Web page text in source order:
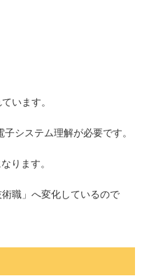
います。
システム理解が必要です。
ります。
職」へ変化しているので